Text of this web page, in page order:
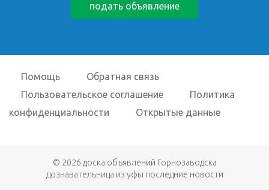
подать объявление
Помощь
Обратная связь
Пользовательское соглашение
Политика
конфиденциальности
Открытые данные
© 2026 доска объявлений Горнозаводска
дознавательница из уфы последние новости